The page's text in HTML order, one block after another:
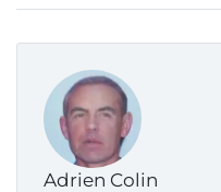
Adrien Colin